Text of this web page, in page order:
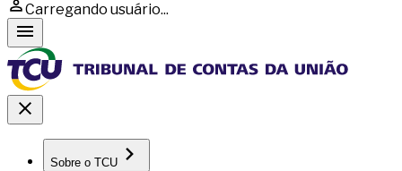
Carregando usuário...
Sobre o TCU